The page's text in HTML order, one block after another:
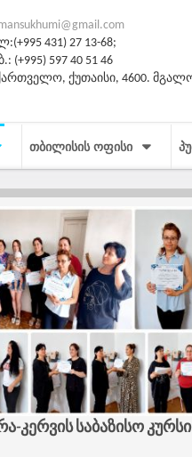
431) 27 13-68;
(+995) 597 40 51 46
ქუთაისი, 4600.
ᲗᲑᲘᲚᲘᲡᲘᲡ ᲝᲤᲘᲡᲘ
საბაზისო კურსი